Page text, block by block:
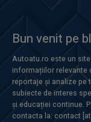
Bun venit pe
Autoatu.ro este un
informațiilor relevante
reportaje și analize pe
subiecte de interes
și educației continue.
contacta la: contact